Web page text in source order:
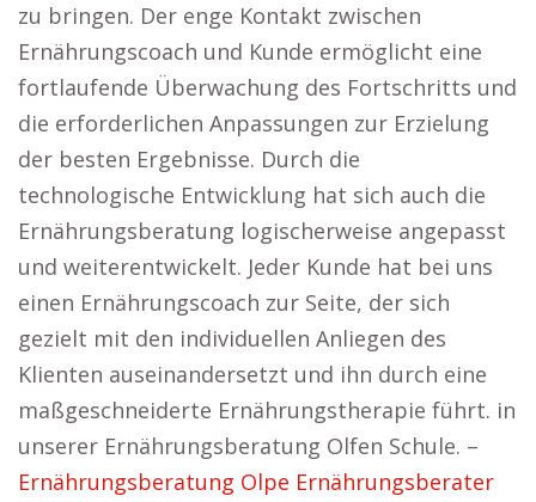
zu bringen. Der enge Kontakt zwischen
Ernährungscoach und Kunde ermöglicht eine
fortlaufende Überwachung des Fortschritts und
die erforderlichen Anpassungen zur Erzielung
der besten Ergebnisse. Durch die
technologische Entwicklung hat sich auch die
Ernährungsberatung logischerweise angepasst
und weiterentwickelt. Jeder Kunde hat bei uns
einen Ernährungscoach zur Seite, der sich
gezielt mit den individuellen Anliegen des
Klienten auseinandersetzt und ihn durch eine
maßgeschneiderte Ernährungstherapie führt. in
unserer Ernährungsberatung Olfen Schule. –
Ernährungsberatung Olpe Ernährungsberater